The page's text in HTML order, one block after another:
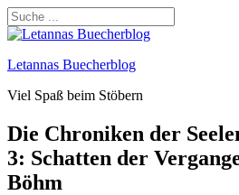
Letannas Buecherblog
Viel Spaß beim Stöbern
Die Chroniken der
3: Schatten der
Böhm